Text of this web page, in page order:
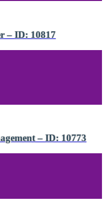
– ID: 10817
– ID: 10773